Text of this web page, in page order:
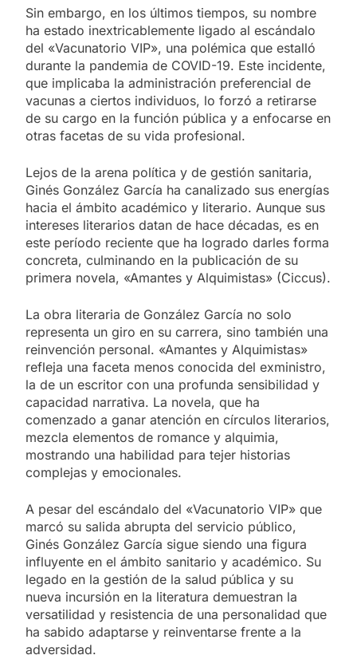
Sin embargo, en los últimos tiempos, su nombre
ha estado inextricablemente ligado al escándalo
del «Vacunatorio VIP», una polémica que estalló
durante la pandemia de COVID-19. Este incidente,
que implicaba la administración preferencial de
vacunas a ciertos individuos, lo forzó a retirarse
de su cargo en la función pública y a enfocarse en
otras facetas de su vida profesional.
Lejos de la arena política y de gestión sanitaria,
Ginés González García ha canalizado sus energías
hacia el ámbito académico y literario. Aunque sus
intereses literarios datan de hace décadas, es en
este período reciente que ha logrado darles forma
concreta, culminando en la publicación de su
primera novela, «Amantes y Alquimistas» (Ciccus).
La obra literaria de González García no solo
representa un giro en su carrera, sino también una
reinvención personal. «Amantes y Alquimistas»
refleja una faceta menos conocida del exministro,
la de un escritor con una profunda sensibilidad y
capacidad narrativa. La novela, que ha
comenzado a ganar atención en círculos literarios,
mezcla elementos de romance y alquimia,
mostrando una habilidad para tejer historias
complejas y emocionales.
A pesar del escándalo del «Vacunatorio VIP» que
marcó su salida abrupta del servicio público,
Ginés González García sigue siendo una figura
influyente en el ámbito sanitario y académico. Su
legado en la gestión de la salud pública y su
nueva incursión en la literatura demuestran la
versatilidad y resistencia de una personalidad que
ha sabido adaptarse y reinventarse frente a la
adversidad.